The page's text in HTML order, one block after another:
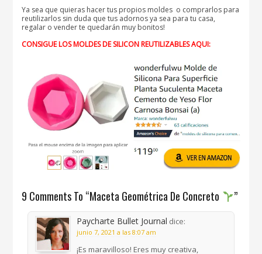
Ya sea que quieras hacer tus propios moldes o comprarlos para
reutilizarlos sin duda que tus adornos ya sea para tu casa,
regalar o vender te quedarán muy bonitos!
CONSIGUE LOS MOLDES DE SILICON REUTILIZABLES AQUI:
9 Comments To “Maceta Geométrica De Concreto ”
Paycharte Bullet Journal dice:
junio 7, 2021 a las 8:07 am
¡Es maravilloso! Eres muy creativa,